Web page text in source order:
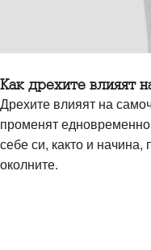
Как дрехите влияят
Дрехите влияят на
променят
себе си, както и начина,
околните.